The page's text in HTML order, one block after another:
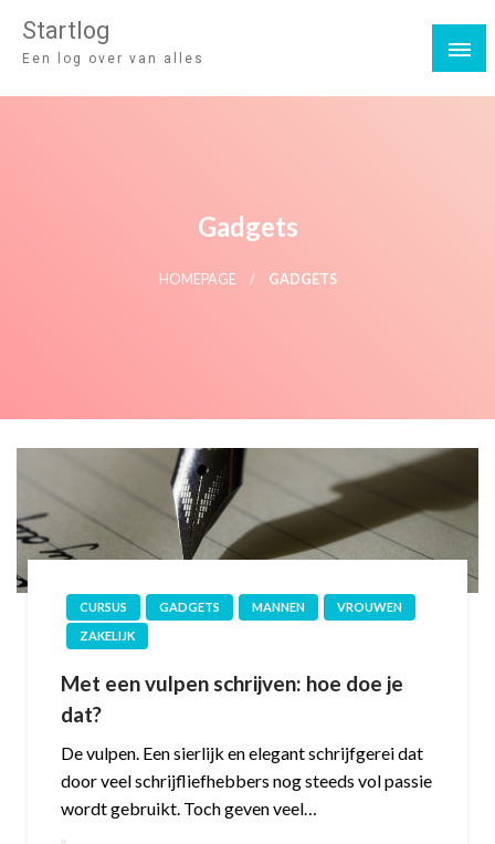
Startlog
Een log over van alles
Gadgets
HOMEPAGE GADGETS
CURSUS GADGETS MANNEN
VROUWEN
ZAKELIJK
Met een vulpen schrijven: hoe doe je
dat?
De vulpen. Een sierlijk en elegant schrijfgerei dat
door veel schrijfliefhebbers nog steeds vol passie
wordt gebruikt. Toch geven veel…